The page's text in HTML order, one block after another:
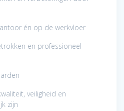
én op de werkvloer
en professioneel
veiligheid en
zijn